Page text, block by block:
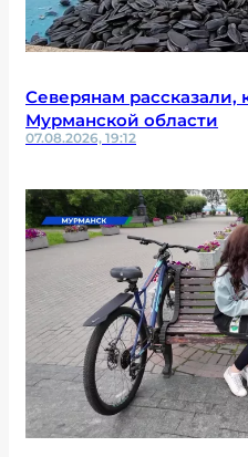
Северянам рассказали,
Мурманской области
07.08.2026, 19:12